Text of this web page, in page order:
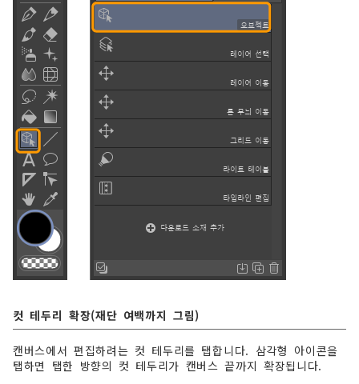
컷 테두리 확장(재단 여백까지 그림)
캔버스에서 편집하려는 컷 테두리를 탭합니다. 삼각형 아이콘을
탭하면 탭한 방향의 컷 테두리가 캔버스 끝까지 확장됩니다.